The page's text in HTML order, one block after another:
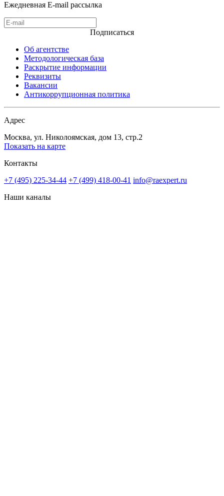
Ежедневная E-mail рассылка
Подписаться
Об агентстве
Методологическая база
Раскрытие информации
Реквизиты
Вакансии
Антикоррупционная политика
Адрес
Москва, ул. Николоямская, дом 13, стр.2
Показать на карте
Контакты
+7 (495) 225-34-44 +7 (499) 418-00-41 info@raexpert.ru
Наши каналы